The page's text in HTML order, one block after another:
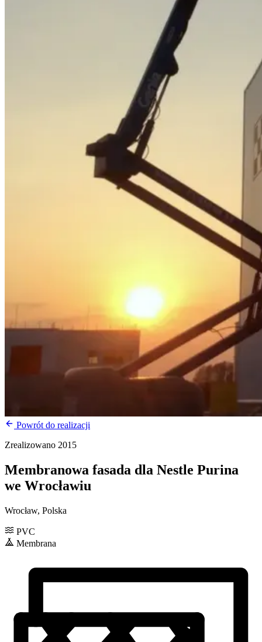
Powrót do realizacji
Zrealizowano 2015
Membranowa fasada dla Nestle Purina
we Wrocławiu
Wrocław, Polska
PVC
Membrana